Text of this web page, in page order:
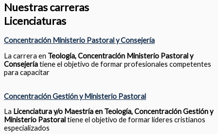
Nuestras carreras
Licenciaturas
Concentración Ministerio Pastoral y Consejería
La carrera en Teología, Concentración Ministerio Pastoral y
Consejeríatiene el objetivo de formar profesionales competentes
para capacitar
Concentración Gestión y Ministerio Pastoral
La Licenciatura y/o Maestría en Teología, Concentración Gestión y
Ministerio Pastoraltiene el objetivo de formar líderes cristianos
especializados